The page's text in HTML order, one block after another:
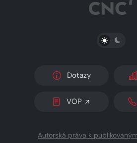
Dotazy
VOP
Autorská práva k